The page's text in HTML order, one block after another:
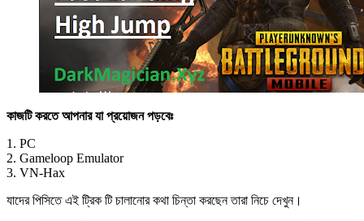
কাজটি করতে আপনার যা প্রয়োজন পড়বেঃ
1. PC
2. Gameloop Emulator
3. VN-Hax
যাদের পিসিতে এই ট্রিক টি চালানোর কথা চিন্তা করছেন তারা নিচে দেখুন।